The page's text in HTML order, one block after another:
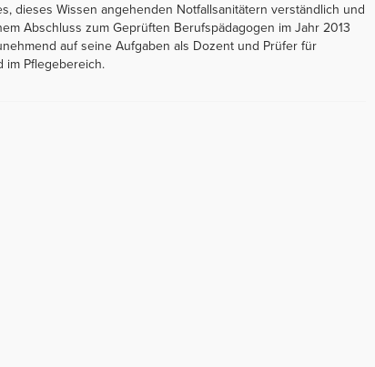
dieses Wissen angehenden Notfallsanitätern verständlich und
Abschluss zum Geprüften Berufspädagogen im Jahr 2013
auf seine Aufgaben als Dozent und Prüfer für
im Pflegebereich.